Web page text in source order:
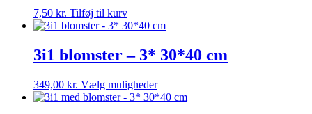
7,50 kr. Tilføj til kurv
3i1 blomster – 3* 30*40 cm
349,00 kr. Vælg mulighederDette
vare